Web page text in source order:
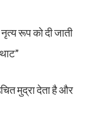
रूप को दी जाती
मुद्रा देता है और